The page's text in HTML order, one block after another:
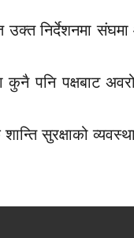
उक्त निर्देशनमा
पनि पक्षबाट
सुरक्षाको